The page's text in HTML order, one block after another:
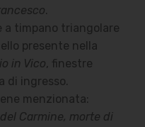
.
a timpano triangolare
presente nella
in Vico, finestre
di ingresso.
menzionata:
Carmine, morte di